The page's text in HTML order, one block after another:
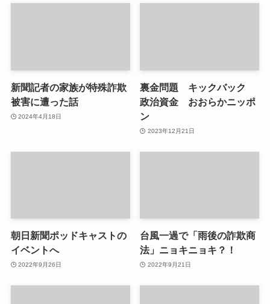
新聞記者の家族が特殊詐欺
被害に遭った話
2024年4月18日
裏金問題 キックバック
政治資金 おおらかニッポ
ン
2023年12月21日
朝日新聞ポッドキャストの
イベントへ
2022年9月26日
台風一過で「雨後の詐欺商
法」ニョキニョキ？！
2022年9月21日